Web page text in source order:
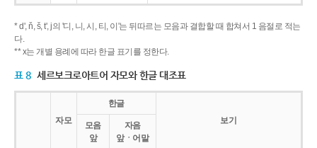
* d', ň, š, t', j의 '디, 니, 시, 티, 이'는 뒤따르는 모음과 결합할 때 합쳐서 1 음절로 적는
다.
** x는 개별 용례에 따라 한글 표기를 정한다.
표 8 세르보크로아트어 자모와 한글 대조표
자모
한글
보기
모음
앞
자음
앞ㆍ어말